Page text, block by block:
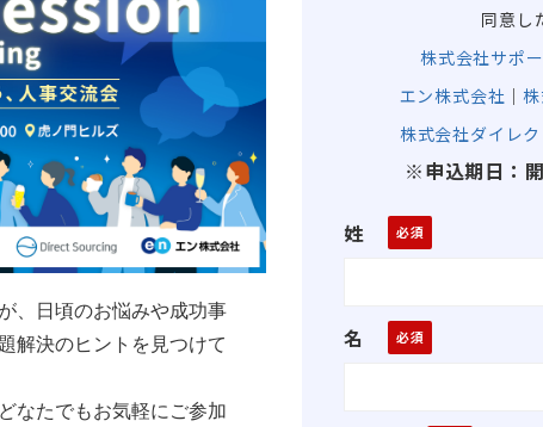
、日頃のお悩みや成功事
解決のヒントを見つけて
なたでもお気軽にご参加
同意し
株式会社サポ
エン株式会社 ｜
株式会社ダイレ
※申込期日：
姓
名